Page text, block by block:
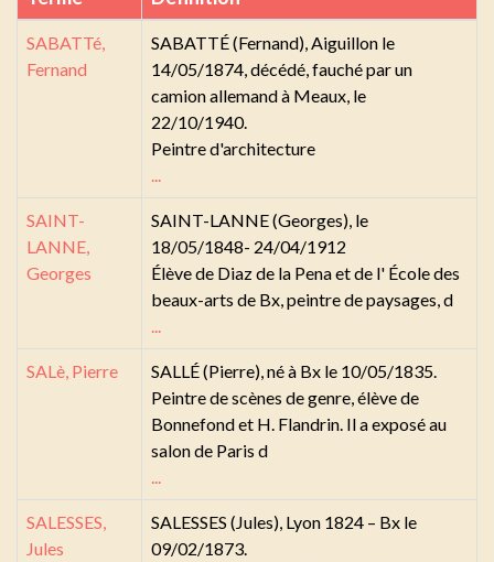
SABATTé,
Fernand
SABATTÉ (Fernand), Aiguillon le
14/05/1874, décédé, fauché par un
camion allemand à Meaux, le
22/10/1940.
Peintre d'architecture
SAINT-
LANNE,
Georges
SAINT-LANNE (Georges), le
18/05/1848- 24/04/1912
Élève de Diaz de la Pena et de l' École des
beaux-arts de Bx, peintre de paysages, d
SALè, Pierre
SALLÉ (Pierre), né à Bx le 10/05/1835.
Peintre de scènes de genre, élève de
Bonnefond et H. Flandrin. Il a exposé au
salon de Paris d
SALESSES,
Jules
SALESSES (Jules), Lyon 1824 – Bx le
09/02/1873.